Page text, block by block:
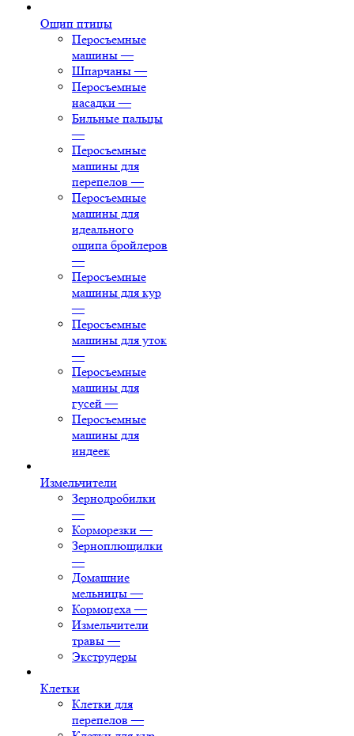
Ощип птицы
Перосъемные
машины —
Шпарчаны —
Перосъемные
насадки —
Бильные пальцы
—
Перосъемные
машины для
перепелов —
Перосъемные
машины для
идеального
ощипа бройлеров
—
Перосъемные
машины для кур
—
Перосъемные
машины для уток
—
Перосъемные
машины для
гусей —
Перосъемные
машины для
индеек
Измельчители
Зернодробилки
—
Корморезки —
Зерноплющилки
—
Домашние
мельницы —
Кормоцеха —
Измельчители
травы —
Экструдеры
Клетки
Клетки для
перепелов —